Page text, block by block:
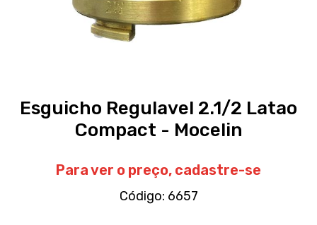
Esguicho Regulavel 2.1/2 Latao
Compact - Mocelin
Para ver o preço, cadastre-se
Código: 6657